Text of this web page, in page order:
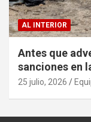
AL INTERIOR
Antes que
sanciones en
25 julio, 2026